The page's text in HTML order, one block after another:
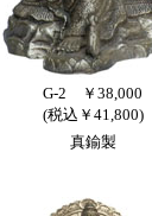
G-2 ￥38,000
(税込￥41,800)
真鍮製